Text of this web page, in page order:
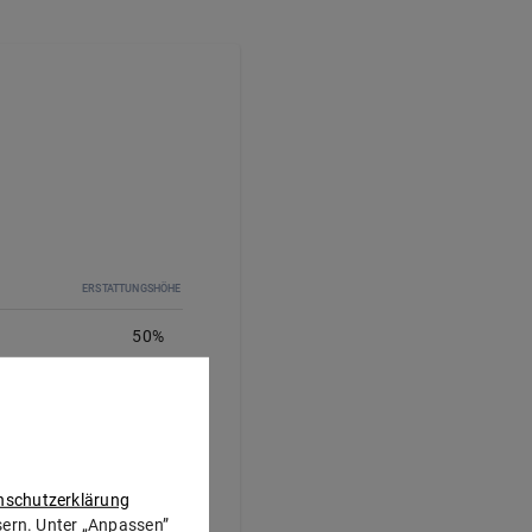
ERSTATTUNGSHÖHE
50%
50%
Unter „Anpassen”